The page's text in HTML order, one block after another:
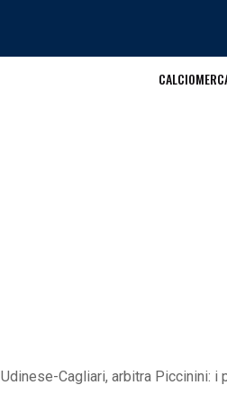
Udinese-Cagliari, arbitra Piccinini: i